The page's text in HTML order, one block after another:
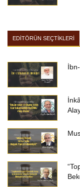
EDİTÖRÜN SEÇTİKLERİ